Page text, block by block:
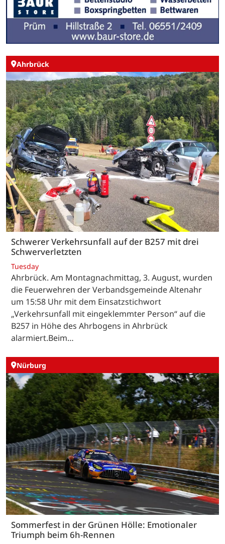
Ahrbrück
Schwerer Verkehrsunfall auf der B257 mit drei
Schwerverletzten
Tuesday
Ahrbrück. Am Montagnachmittag, 3. August, wurden
die Feuerwehren der Verbandsgemeinde Altenahr
um 15:58 Uhr mit dem Einsatzstichwort
„Verkehrsunfall mit eingeklemmter Person“ auf die
B257 in Höhe des Ahrbogens in Ahrbrück
alarmiert.Beim…
Nürburg
Sommerfest in der Grünen Hölle: Emotionaler
Triumph beim 6h-Rennen